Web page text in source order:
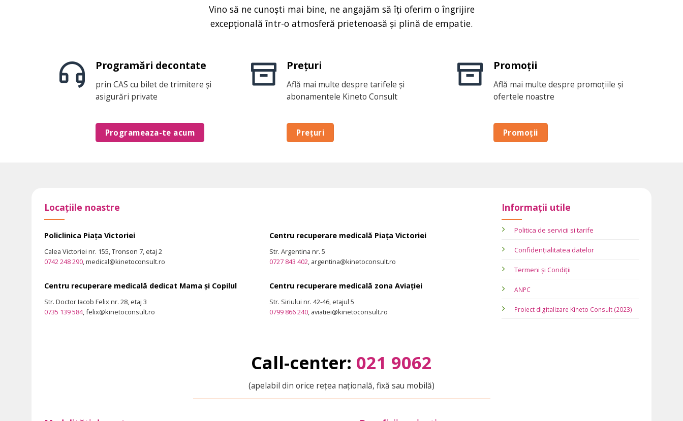
Vino să ne cunoști mai bine, ne angajăm să îți oferim o îngrijire
excepțională într-o atmosferă prietenoasă și plină de empatie.
Programări decontate
prin CAS cu bilet de trimitere și
asigurări private
Programeaza-te acum
Prețuri
Află mai multe despre tarifele și
abonamentele Kineto Consult
Prețuri
Promoții
Află mai multe despre promoțiile și
ofertele noastre
Promoții
Locațiile noastre
Policlinica Piața Victoriei
Calea Victoriei nr. 155, Tronson 7, etaj 2
0742 248 290, medical@kinetoconsult.ro
Centru recuperare medicală Piața Victoriei
Str. Argentina nr. 5
0727 843 402, argentina@kinetoconsult.ro
Centru recuperare medicală dedicat Mama și Copilul
Str. Doctor Iacob Felix nr. 28, etaj 3
0735 139 584, felix@kinetoconsult.ro
Centru recuperare medicală zona Aviației
Str. Siriului nr. 42-46, etajul 5
0799 866 240, aviatiei@kinetoconsult.ro
Informații utile
Politica de servicii si tarife
Confidențialitatea datelor
Termeni și Condiții
ANPC
Proiect digitalizare Kineto Consult (2023)
Call-center: 021 9062
(apelabil din orice rețea națională, fixă sau mobilă)